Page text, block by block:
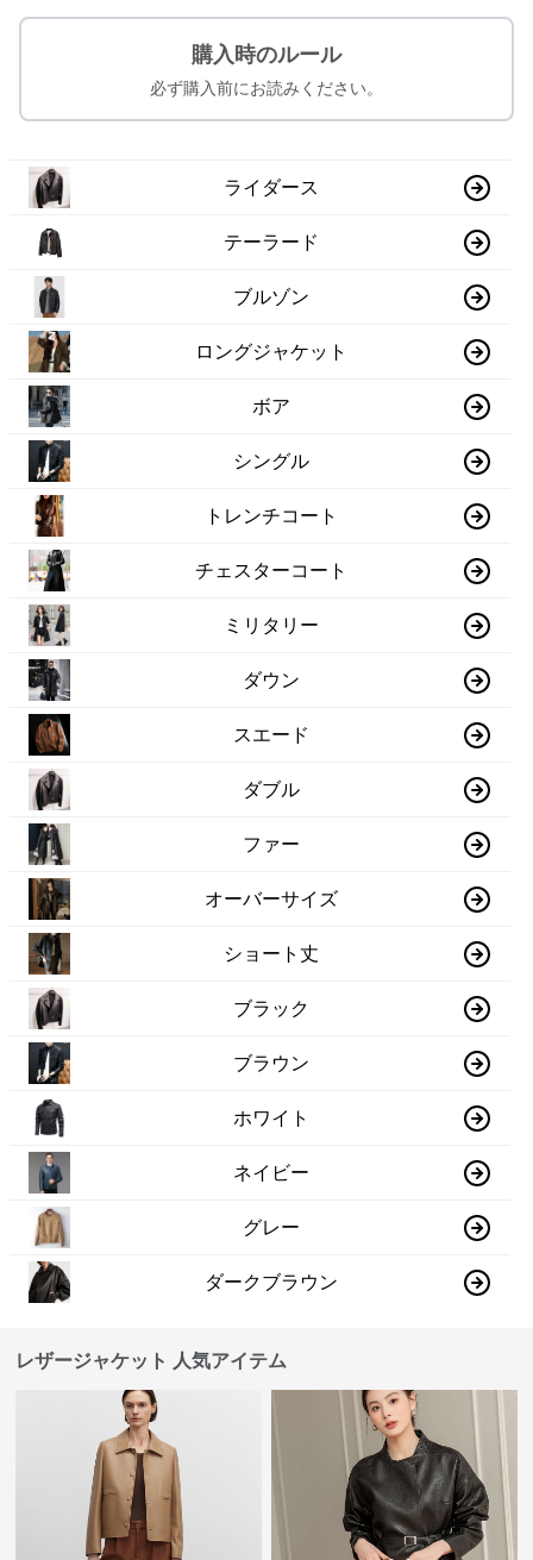
購入時のルール
必ず購入前にお読みください。
ライダース
テーラード
ブルゾン
ロングジャケット
ボア
シングル
トレンチコート
チェスターコート
ミリタリー
ダウン
スエード
ダブル
ファー
オーバーサイズ
ショート丈
ブラック
ブラウン
ホワイト
ネイビー
グレー
ダークブラウン
レザージャケット 人気アイテム